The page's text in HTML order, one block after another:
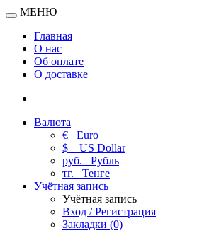
МЕНЮ
Главная
О нас
Об оплате
О доставке
Валюта
€ Euro
$
US Dollar
руб. Рубль
тг. Тенге
Учётная запись
Учётная запись
Вход / Регистрация
Закладки (0)